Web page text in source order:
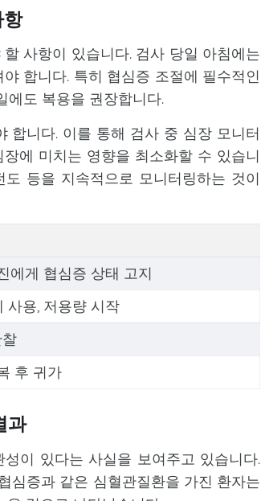
항
사항이 있습니다. 검사 당일 아침에는
합니다. 특히 협심증 조절에 필수적인
에도 복용을 권장합니다.
합니다. 이를 통해 검사 중 심장 모니터
에 미치는 영향을 최소화할 수 있습니
등을 지속적으로 모니터링하는 것이
에게 협심증 상태 고지
사용, 저용량 시작
후 귀가
과
이 있다는 사실을 보여주고 있습니다.
심증과 같은 심혈관질환을 가진 환자는